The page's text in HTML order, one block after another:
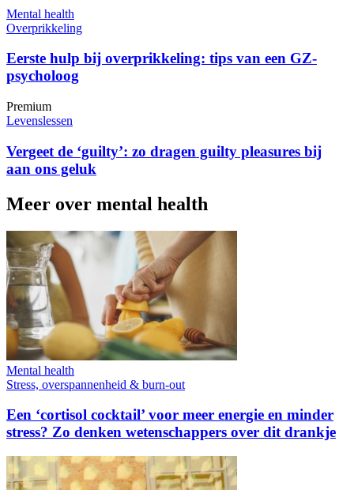
Mental health
Overprikkeling
Eerste hulp bij overprikkeling: tips van een GZ-
psycholoog
Premium
Levenslessen
Vergeet de ‘guilty’: zo dragen guilty pleasures bij
aan ons geluk
Meer over mental health
Mental health
Stress, overspannenheid & burn-out
Een ‘cortisol cocktail’ voor meer energie en minder
stress? Zo denken wetenschappers over dit drankje